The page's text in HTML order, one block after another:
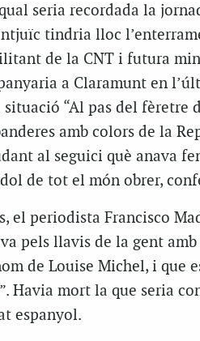
seria recordada la
tindria lloc
de la CNT i futura
a Claramunt en
“Al pas del fèretre
amb colors de la
al seguici què anava
de tot el món obrer,
el periodista Francisco
pels llavis de la gent
de Louise Michel, i que
Havia mort la que seria
espanyol.